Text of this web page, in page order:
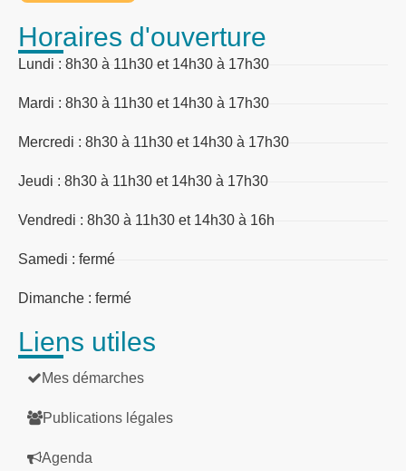
Horaires d'ouverture
Lundi : 8h30 à 11h30 et 14h30 à 17h30
Mardi : 8h30 à 11h30 et 14h30 à 17h30
Mercredi : 8h30 à 11h30 et 14h30 à 17h30
Jeudi : 8h30 à 11h30 et 14h30 à 17h30
Vendredi : 8h30 à 11h30 et 14h30 à 16h
Samedi : fermé
Dimanche : fermé
Liens utiles
Mes démarches
Publications légales
Agenda